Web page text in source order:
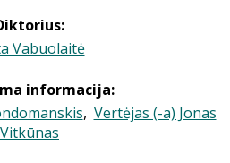
Vabuolaitė
informacija:
, Vertėjas (-a) Jonas
Vitkūnas